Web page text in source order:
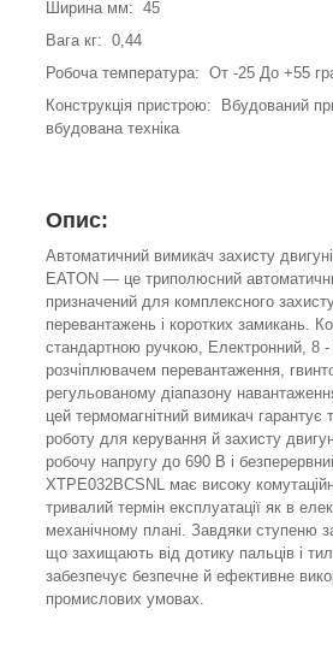
Ширина мм: 45
Вага кг: 0,44
Робоча температура: От -25 До +55
Конструкція пристрою: Вбудований
вбудована техніка
Опис:
Автоматичний вимикач захисту
EATON — це триполюсний
призначений для комплексного
перевантажень і коротких замикань.
стандартною ручкою, Електронний, 8
розчіплювачем перевантаження,
регульованому діапазону
цей термомагнітний вимикач гарантує
роботу для керування й захисту
робочу напругу до 690 В і
XTPE032BCSNL має високу
тривалий термін експлуатації як в
механічному плані. Завдяки ступеню
що захищають від дотику пальців і
забезпечує безпечне й ефективне
промислових умовах.